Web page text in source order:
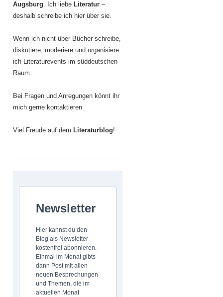
Augsburg. Ich liebe Literatur –
deshalb schreibe ich hier über sie.
Wenn ich nicht über Bücher schreibe,
diskutiere, moderiere und organisiere
ich Literaturevents im süddeutschen
Raum.
Bei Fragen und Anregungen könnt ihr
mich gerne kontaktieren
Viel Freude auf dem Literaturblog!
Newsletter
Hier kannst du den
Blog als Newsletter
kostenfrei abonnieren.
Einmal im Monat gibts
dann Post mit allen
neuen Besprechungen
und Themen, die im
aktuellen Monat